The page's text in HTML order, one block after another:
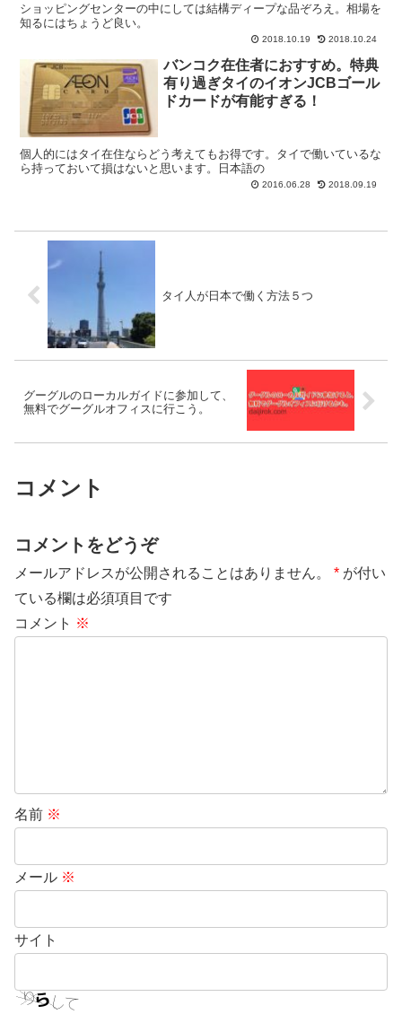
ショッピングセンターの中にしては結構ディープな品ぞろえ。相場を
知るにはちょうど良い。
2018.10.19 2018.10.24
バンコク在住者におすすめ。特典
有り過ぎタイのイオンJCBゴール
ドカードが有能すぎる！
個人的にはタイ在住ならどう考えてもお得です。タイで働いているな
ら持っておいて損はないと思います。日本語の
2016.06.28 2018.09.19
タイ人が日本で働く方法５つ
グーグルのローカルガイドに参加して、
無料でグーグルオフィスに行こう。
コメント
コメントをどうぞ
メールアドレスが公開されることはありません。 * が付い
ている欄は必須項目です
コメント ※
名前 ※
メール ※
サイト